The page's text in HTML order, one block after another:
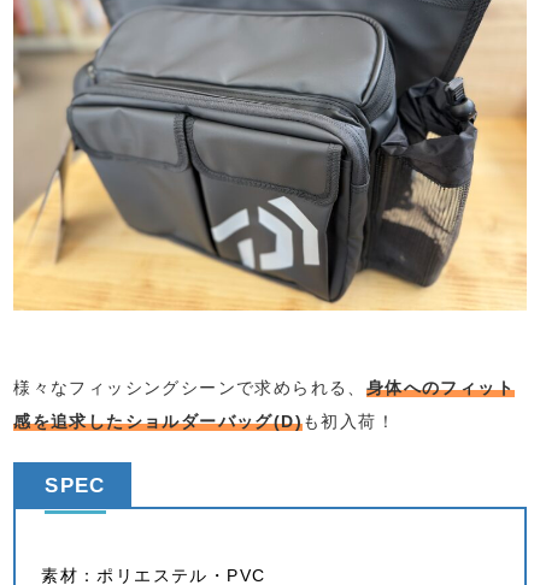
様々なフィッシングシーンで求められる、 身体へのフィット
感を追求したショルダーバッグ(D)も初入荷！
SPEC
素材：ポリエステル・PVC